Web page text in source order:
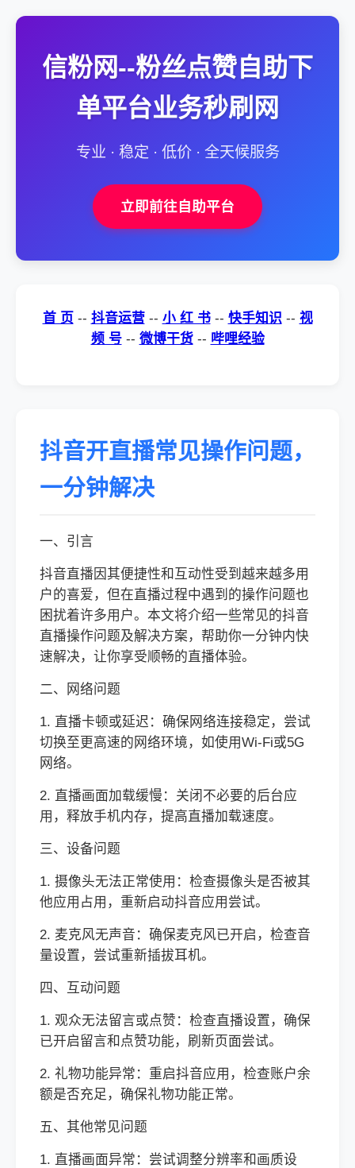
信粉网--粉丝点赞自助下
单平台业务秒刷网
专业 · 稳定 · 低价 · 全天候服务
立即前往自助平台
首 页 -- 抖音运营 -- 小 红 书 -- 快手知识 -- 视
频 号 -- 微博干货 -- 哔哩经验
抖音开直播常见操作问题，
一分钟解决
一、引言
抖音直播因其便捷性和互动性受到越来越多用
户的喜爱，但在直播过程中遇到的操作问题也
困扰着许多用户。本文将介绍一些常见的抖音
直播操作问题及解决方案，帮助你一分钟内快
速解决，让你享受顺畅的直播体验。
二、网络问题
1. 直播卡顿或延迟：确保网络连接稳定，尝试
切换至更高速的网络环境，如使用Wi-Fi或5G
网络。
2. 直播画面加载缓慢：关闭不必要的后台应
用，释放手机内存，提高直播加载速度。
三、设备问题
1. 摄像头无法正常使用：检查摄像头是否被其
他应用占用，重新启动抖音应用尝试。
2. 麦克风无声音：确保麦克风已开启，检查音
量设置，尝试重新插拔耳机。
四、互动问题
1. 观众无法留言或点赞：检查直播设置，确保
已开启留言和点赞功能，刷新页面尝试。
2. 礼物功能异常：重启抖音应用，检查账户余
额是否充足，确保礼物功能正常。
五、其他常见问题
1. 直播画面异常：尝试调整分辨率和画质设